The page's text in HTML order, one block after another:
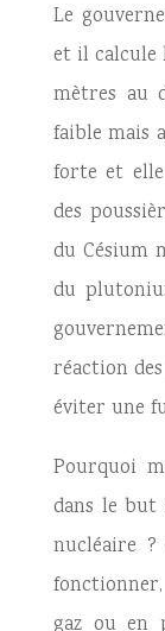
Le
et il calcule
mètres au
faible mais
forte et
des
du Césium
du
réaction
éviter une
Pourquoi
dans le
nucléaire ?